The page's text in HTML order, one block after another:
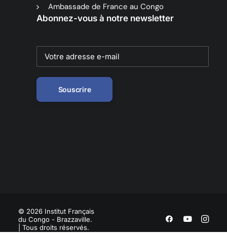
Ambassade de France au Congo
Abonnez-vous à notre newsletter
© 2026 Institut Français
du Congo - Brazzaville.
| Tous droits réservés.